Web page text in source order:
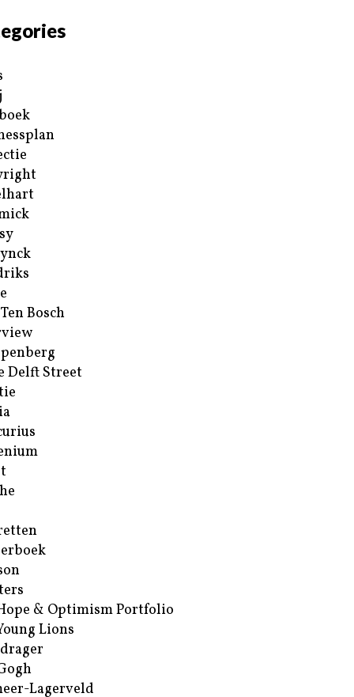
Bosch
Delft Street
& Optimism Portfolio
Lions
Lagerveld